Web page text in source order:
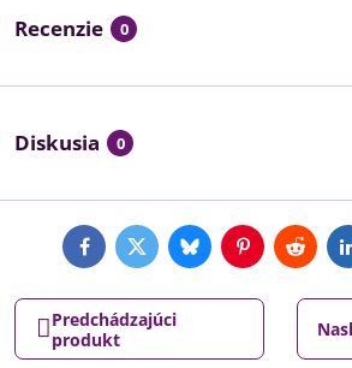
Recenzie 0
Diskusia 0
FacebookTwitterBlueskyPinterestReddit
Predchádzajúci
produkt